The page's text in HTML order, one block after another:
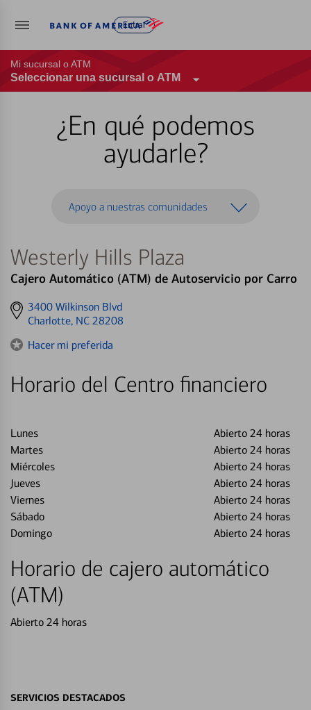
Entrar
Mi sucursal o ATM
Seleccionar una sucursal o ATM
¿En qué podemos
ayudarle?
Apoyo a nuestras comunidades
Westerly Hills Plaza
Cajero Automático (ATM) de Autoservicio por Carro
Get
directions
3400 Wilkinson Blvd
Charlotte, NC 28208
Hacer mi preferida
Horario del Centro financiero
Lunes
Abierto 24 horas
Martes
Abierto 24 horas
Miércoles
Abierto 24 horas
Jueves
Abierto 24 horas
Viernes
Abierto 24 horas
Sábado
Abierto 24 horas
Domingo
Abierto 24 horas
Horario de cajero automático
(ATM)
Abierto 24 horas
SERVICIOS DESTACADOS